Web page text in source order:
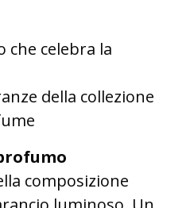
celebra la
della collezione
composizione